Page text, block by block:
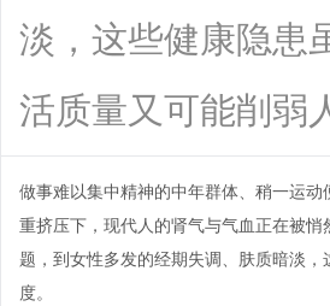
淡，这些健康隐患
活质量又可能削弱
做事难以集中精神的中年群体、稍一运
重挤压下，现代人的肾气与气血正在被
题，到女性多发的经期失调、肤质暗淡
度。